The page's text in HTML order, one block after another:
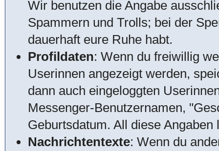
Wir benutzen die Angabe
Spammern und Trolls; bei der
dauerhaft eure Ruhe habt.
Profildaten: Wenn du freiwillig
Userinnen angezeigt werden,
dann auch eingeloggten
Messenger-Benutzernamen,
Geburtsdatum. All diese
Nachrichtentexte: Wenn du